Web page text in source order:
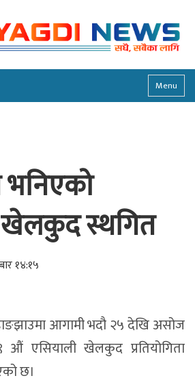
Menu
खेलकुद स्थगित
१४:१५
आगामी भदौ २५ देखि असोज
एसियाली खेलकुद प्रतियोगिता
छ।